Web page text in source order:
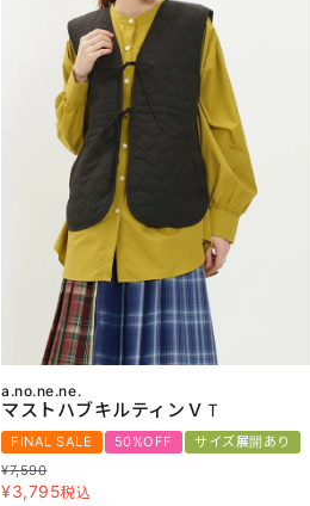
a.no.ne.ne.
マストハブキルティンＶＴ
FINAL SALE 50%OFF
サイズ展開あり
¥7,590
¥3,795税込